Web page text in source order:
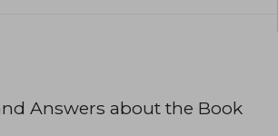
Answers about the Book